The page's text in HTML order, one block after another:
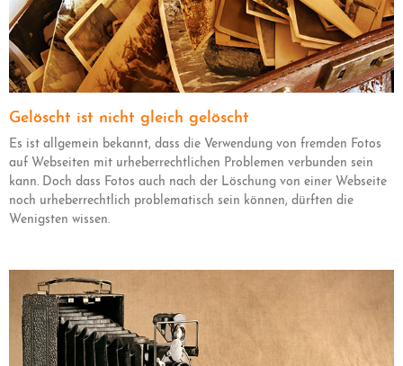
Gelöscht ist nicht gleich gelöscht
Es ist allgemein bekannt, dass die Verwendung von fremden Fotos
auf Webseiten mit urheberrechtlichen Problemen verbunden sein
kann. Doch dass Fotos auch nach der Löschung von einer Webseite
noch urheberrechtlich problematisch sein können, dürften die
Wenigsten wissen.